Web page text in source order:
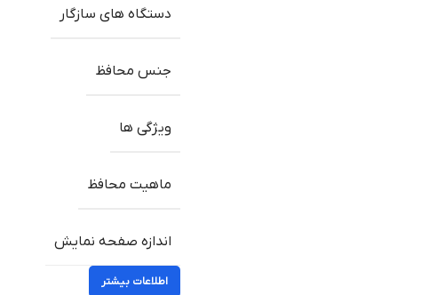
دستگاه های سازگار
جنس محافظ
ویژگی ها
ماهیت محافظ
اندازه صفحه نمایش
اطلاعات بیشتر